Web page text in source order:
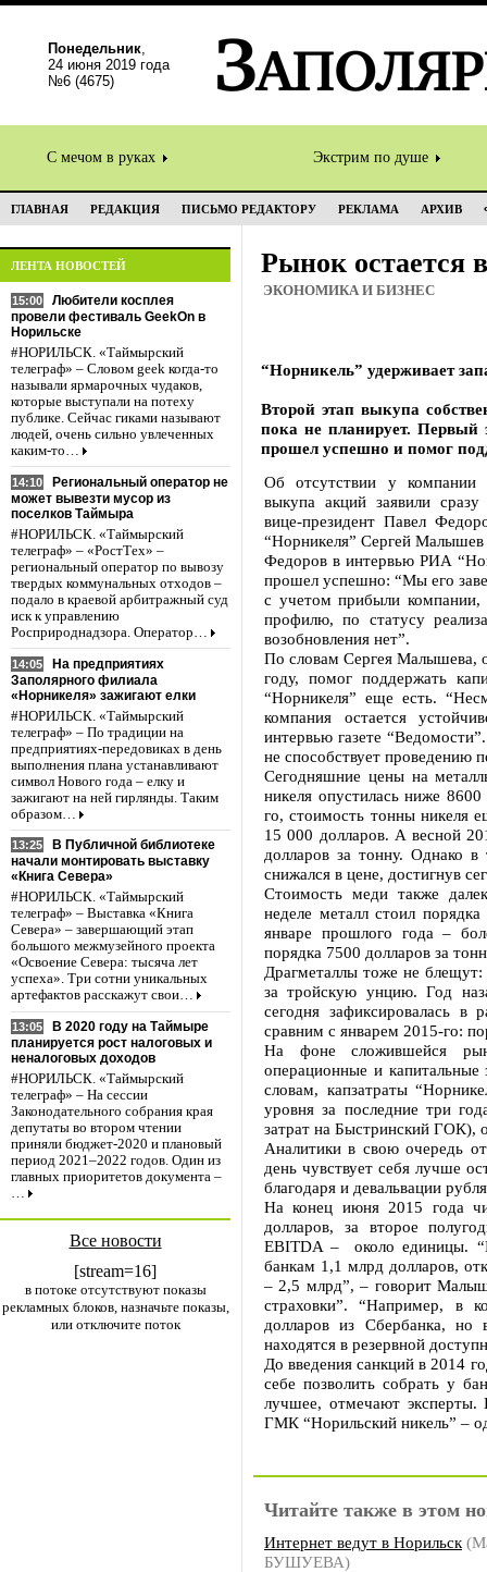
Понедельник,
24 июня 2019 года
№6 (4675)
С мечом в руках Экстрим по душе
ГЛАВНАЯ РЕДАКЦИЯ ПИСЬМО РЕДАКТОРУ РЕКЛАМА АРХИВ
ЛЕНТА НОВОСТЕЙ
15:00
Любители косплея
провели фестиваль GeekOn в
Норильске
#НОРИЛЬСК. «Таймырский
телеграф» – Словом geek когда-то
называли ярмарочных чудаков,
которые выступали на потеху
публике. Сейчас гиками называют
людей, очень сильно увлеченных
каким-то…
14:10
Региональный оператор не
может вывезти мусор из
поселков Таймыра
#НОРИЛЬСК. «Таймырский
телеграф» – «РостТех» –
региональный оператор по вывозу
твердых коммунальных отходов –
подало в краевой арбитражный суд
иск к управлению
Росприроднадзора. Оператор…
14:05
На предприятиях
Заполярного филиала
«Норникеля» зажигают елки
#НОРИЛЬСК. «Таймырский
телеграф» – По традиции на
предприятиях-передовиках в день
выполнения плана устанавливают
символ Нового года – елку и
зажигают на ней гирлянды. Таким
образом…
13:25
В Публичной библиотеке
начали монтировать выставку
«Книга Севера»
#НОРИЛЬСК. «Таймырский
телеграф» – Выставка «Книга
Севера» – завершающий этап
большого межмузейного проекта
«Освоение Севера: тысяча лет
успеха». Три сотни уникальных
артефактов расскажут свои…
13:05
В 2020 году на Таймыре
планируется рост налоговых и
неналоговых доходов
#НОРИЛЬСК. «Таймырский
телеграф» – На сессии
Законодательного собрания края
депутаты во втором чтении
приняли бюджет-2020 и плановый
период 2021–2022 годов. Один из
главных приоритетов документа –
…
Все новости
[stream=16]
в потоке отсутствуют показы
рекламных блоков, назначьте показы,
или отключите поток
Рынок остается
ЭКОНОМИКА И БИЗНЕС
“Норникель” удерживает
Второй этап выкупа
пока не планирует. Первый
прошел успешно и помог
Об отсутствии у компании
выкупа акций заявили
вице-президент Павел
“Норникеля” Сергей Малышев
Федоров в интервью РИА
прошел успешно: “Мы его
с учетом прибыли компании,
профилю, по статусу
возобновления нет”.
По словам Сергея Малышева,
году, помог поддержать
“Норникеля” еще есть.
компания остается
интервью газете
не способствует проведению
Сегодняшние цены на
никеля опустилась ниже
го, стоимость тонны никеля
15 000 долларов. А весной
долларов за тонну. Однако в
снижался в цене, достигнув
Стоимость меди также
неделе металл стоил
январе прошлого года –
порядка 7500 долларов за
Драгметаллы тоже не
за тройскую унцию. Год
сегодня зафиксировалась
сравним с январем 2015-го:
На фоне сложившейся
операционные и
словам, капзатраты
уровня за последние три
затрат на Быстринский ГОК),
Аналитики в свою очередь
день чувствует себя лучше
благодаря и девальвации
На конец июня 2015 года
долларов, за второе
EBITDA – около единицы.
банкам 1,1 млрд долларов,
– 2,5 млрд”, – говорит
страховки”. “Например, в
долларов из Сбербанка, но
находятся в резервной
До введения санкций в 2014
себе позволить собрать у
лучшее, отмечают
ГМК “Норильский никель” –
Читайте также в этом
Интернет ведут в Норильск
БУШУЕВА)